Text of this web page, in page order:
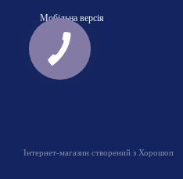
Мобільна версія
Інтернет-магазин створений з Хорошоп